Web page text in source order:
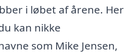
i løbet af årene. Her
kan nikke
som Mike Jensen,